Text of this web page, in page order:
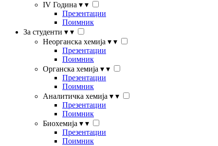
IV Година ▾ ▾
Презентации
Поимник
За студенти ▾ ▾
Неорганска хемија ▾ ▾
Презентации
Поимник
Органска хемија ▾ ▾
Презентации
Поимник
Аналитичка хемија ▾ ▾
Презентации
Поимник
Биохемија ▾ ▾
Презентации
Поимник